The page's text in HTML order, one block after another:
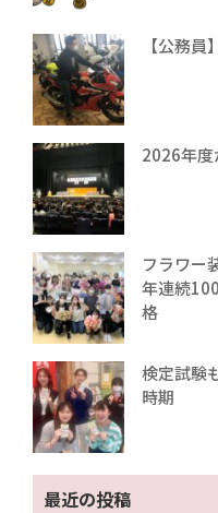
【公務
2026年度
フラワー
年連続
格
検定試験
時期
最近の投稿